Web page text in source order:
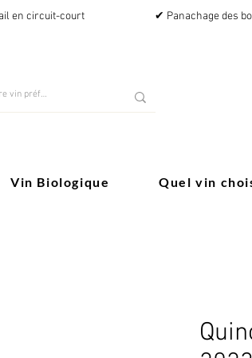
en circuit-court ✔ Panachage des
Vin Biologique Quel vin